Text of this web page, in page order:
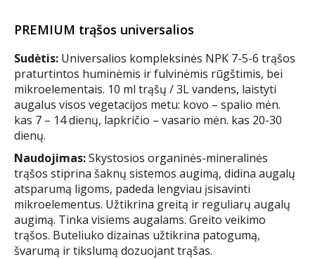
PREMIUM trąšos universalios
Sudėtis: Universalios kompleksinės NPK 7-5-6 trąšos
praturtintos huminėmis ir fulvinėmis rūgštimis, bei
mikroelementais. 10 ml trąšų / 3L vandens, laistyti
augalus visos vegetacijos metu: kovo – spalio mėn.
kas 7 – 14 dienų, lapkričio – vasario mėn. kas 20-30
dienų.
Naudojimas:Skystosios organinės-mineralinės
trąšos stiprina šaknų sistemos augimą, didina augalų
atsparumą ligoms, padeda lengviau įsisavinti
mikroelementus. Užtikrina greitą ir reguliarų augalų
augimą. Tinka visiems augalams. Greito veikimo
trąšos. Buteliuko dizainas užtikrina patogumą,
švarumą ir tikslumą dozuojant trąšas.